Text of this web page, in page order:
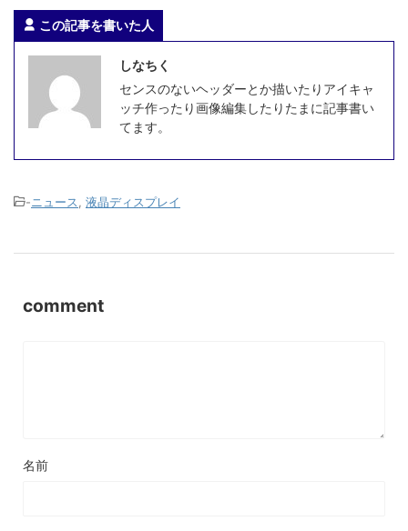
この記事を書いた人
しなちく
センスのないヘッダーとか描いたりアイキャ
ッチ作ったり画像編集したりたまに記事書い
てます。
-ニュース 液晶ディスプレイ
comment
名前